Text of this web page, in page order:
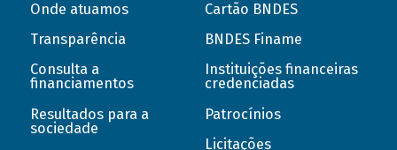
Onde atuamos
Transparência
Consulta a
financiamentos
Resultados para a
sociedade
Cartão BNDES
BNDES Finame
Instituições financeiras
credenciadas
Patrocínios
Licitações